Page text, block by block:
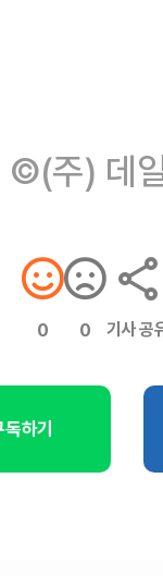
©(주) 데
0 0 기사 공
하기